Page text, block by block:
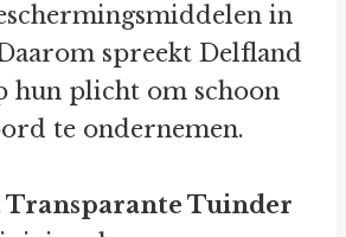
in
spreekt Delfland
hun plicht om schoon
te ondernemen.
Tuinder